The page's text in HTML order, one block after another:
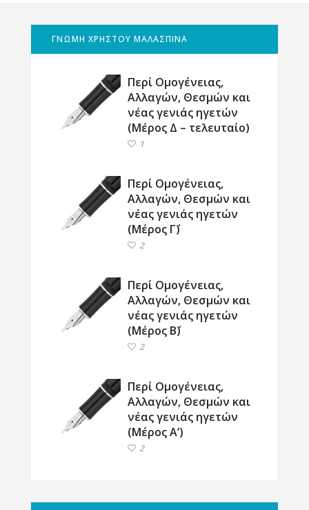
ΓΝΩΜΗ ΧΡΗΣΤΟΥ ΜΑΛΑΣΠΙΝΑ
Περί Ομογένειας,
Αλλαγών, Θεσμών και
νέας γενιάς ηγετών
(Μέρος Δ – τελευταίο)
1
Περί Ομογένειας,
Αλλαγών, Θεσμών και
νέας γενιάς ηγετών
(Μέρος Γ΄)
2
Περί Ομογένειας,
Αλλαγών, Θεσμών και
νέας γενιάς ηγετών
(Μέρος Β΄)
2
Περί Ομογένειας,
Αλλαγών, Θεσμών και
νέας γενιάς ηγετών
(Μέρος Α’)
2